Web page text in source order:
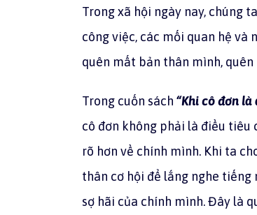
Trong xã hội ngày nay, chúng
công việc, các mối quan hệ và
quên mất bản thân mình,
Trong cuốn sách “Khi cô đơn là
cô đơn không phải là điều tiêu
rõ hơn về chính mình. Khi ta
thân cơ hội để lắng nghe tiếng
sợ hãi của chính mình. Đây là